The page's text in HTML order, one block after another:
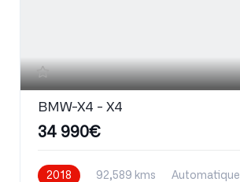
BMW-X4 - X4
34 990€
2018 92,589 kms Automatique